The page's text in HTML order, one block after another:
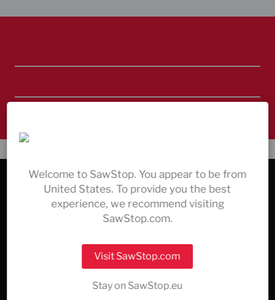
UNTERNEHMEN & SERVICE
Produkte
Finde einen Händler in deiner Nähe
Registrieren Sie Ihre SawStop
Welcome to SawStop. You appear to be from
United States. To provide you the best
experience, we recommend visiting
SawStop.com.
Visit SawStop.com
Stay on SawStop.eu